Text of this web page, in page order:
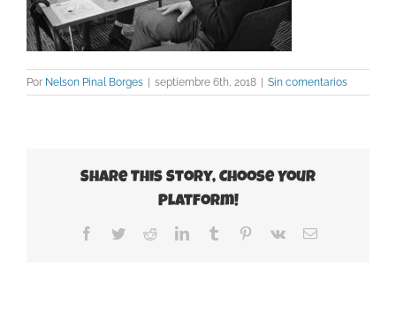
Por Nelson Pinal Borges | septiembre 6th, 2018 | Sin comentarios
Share This Story, Choose Your
Platform!
Facebook
TwitterRedditLinkedInTumblr Pinterest
Vk
Correo